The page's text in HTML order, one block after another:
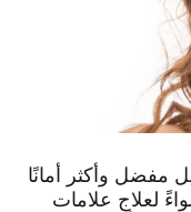
مفضل وأكثر أمانًا
لعلاج علامات